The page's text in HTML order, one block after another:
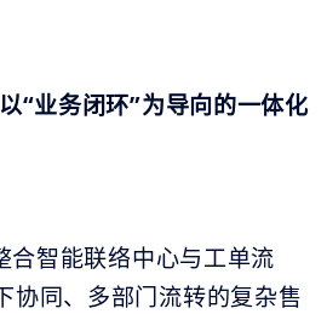
“业务闭环”为导向的一体化
智能联络中心与工单流
协同、多部门流转的复杂售